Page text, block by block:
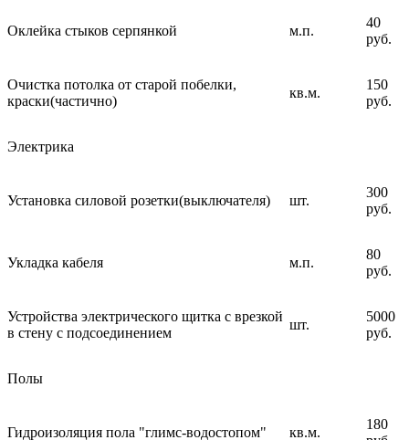
Оклейка стыков серпянкой м.п.
40
руб.
Очистка потолка от старой побелки,
краски(частично)
кв.м.
150
руб.
Электрика
Установка силовой розетки(выключателя) шт.
300
руб.
Укладка кабеля м.п.
80
руб.
Устройства электрического щитка с врезкой
в стену с подсоединением
шт.
5000
руб.
Полы
Гидроизоляция пола "глимс-водостопом" кв.м.
180